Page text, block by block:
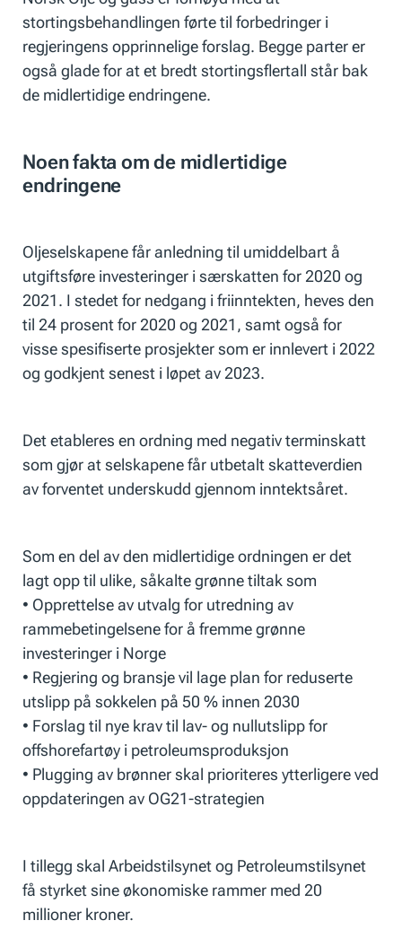
stortingsbehandlingen førte til forbedringer i
regjeringens opprinnelige forslag. Begge parter er
også glade for at et bredt stortingsflertall står bak
de midlertidige endringene.
Noen fakta om de midlertidige
endringene
Oljeselskapene får anledning til umiddelbart å
utgiftsføre investeringer i særskatten for 2020 og
2021. I stedet for nedgang i friinntekten, heves den
til 24 prosent for 2020 og 2021, samt også for
visse spesifiserte prosjekter som er innlevert i 2022
og godkjent senest i løpet av 2023.
Det etableres en ordning med negativ terminskatt
som gjør at selskapene får utbetalt skatteverdien
av forventet underskudd gjennom inntektsåret.
Som en del av den midlertidige ordningen er det
lagt opp til ulike, såkalte grønne tiltak som
• Opprettelse av utvalg for utredning av
rammebetingelsene for å fremme grønne
investeringer i Norge
• Regjering og bransje vil lage plan for reduserte
utslipp på sokkelen på 50 % innen 2030
• Forslag til nye krav til lav- og nullutslipp for
offshorefartøy i petroleumsproduksjon
• Plugging av brønner skal prioriteres ytterligere ved
oppdateringen av OG21-strategien
I tillegg skal Arbeidstilsynet og Petroleumstilsynet
få styrket sine økonomiske rammer med 20
millioner kroner.